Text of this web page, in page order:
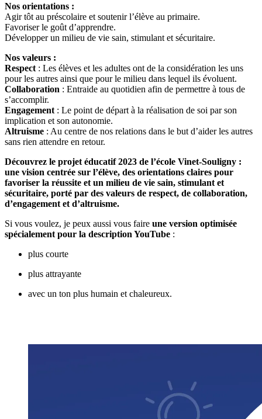
Nos orientations :
Agirtôtau préscolaire etsoutenirl’élève au primaire.
Favoriserle goûtd’apprendre.
Développerun milieu de vie sain, stimulantetsécuritaire.
Nos valeurs :
Respect: Les élèves etles adultes ontde la considération les uns
pourles autres ainsi que pourle milieu dans lequel ils évoluent.
Collaboration : Entraide au quotidien afin de permettre à tous de
s’accomplir.
Engagement: Le pointde départà la réalisation de soi parson
implication etson autonomie.
Altruisme : Au centre de nos relations dans le butd’aiderles autres
sans rien attendre en retour.
Découvrez le projetéducatif2023 de l’école Vinet-Souligny :
une vision centrée sur l’élève, des orientations claires pour
favoriser la réussite etun milieu de vie sain, stimulantet
sécuritaire, porté par des valeurs de respect, de collaboration,
d’engagementetd’altruisme.
Si vous voulez, je peux aussi vous faire une version optimisée
spécialementpour la descriptionYouTube :
plus courte
plus attrayante
avec un ton plus humain etchaleureux.